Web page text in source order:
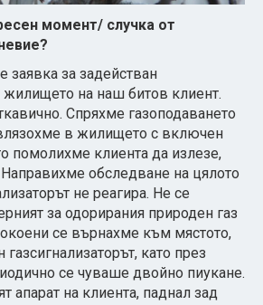
момент/ случка от
заявка за задействан
жилището на наш битов клиент.
Спряхме газоподаването
в жилището с включен
помолихме клиента да излезе,
обследване на цялото
не реагира. Не се
за одорирания природен газ
се върнахме към мястото,
като през
се чуваше двойно пиукане.
апарат на клиента, паднал зад